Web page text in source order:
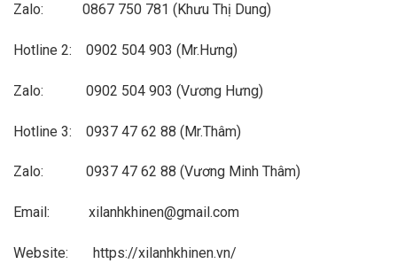
Zalo: 0867 750 781 (Khưu Thị Dung)
Hotline 2: 0902 504 903 (Mr.Hưng)
Zalo: 0902 504 903 (Vương Hưng)
Hotline 3: 0937 47 62 88 (Mr.Thâm)
Zalo: 0937 47 62 88 (Vương Minh Thâm)
Email: xilanhkhinen@gmail.com
Website: https://xilanhkhinen.vn/